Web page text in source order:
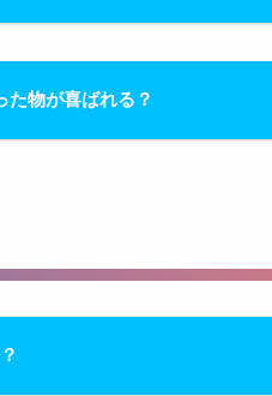
た物が喜ばれる？